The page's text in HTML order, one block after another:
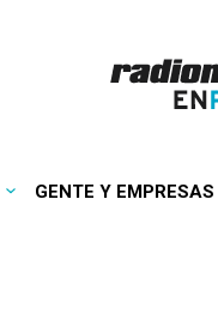
GENTE Y EMPRESAS